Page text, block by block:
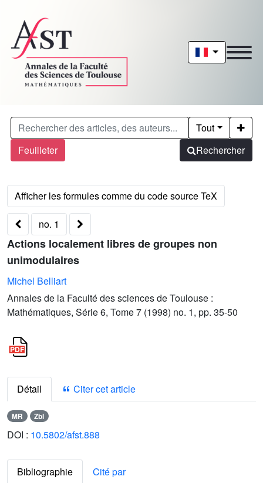
Feuilleter
Tout
Rechercher
no. 1
Actions localement libres de groupes non
unimodulaires
Michel Belliart
Annales de la Faculté des sciences de Toulouse :
Mathématiques, Série 6, Tome 7 (1998) no. 1, pp. 35-50
Détail Citer cet article
MR Zbl
DOI : 10.5802/afst.888
Bibliographie
Cité par